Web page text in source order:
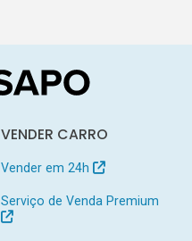
VENDER CARRO
Vender em 24h
Serviço de Venda Premium